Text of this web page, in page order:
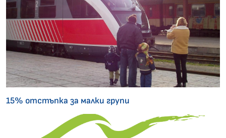
15% отстъпка за малки групи